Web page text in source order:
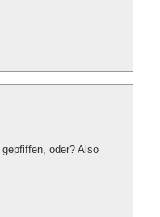
oder? Also